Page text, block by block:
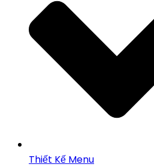
Thiết Kế Menu